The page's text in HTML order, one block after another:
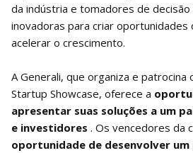
da indústria e tomadores de
inovadoras para criar oportunidades
acelerar o crescimento.
A Generali, que organiza e patrocina
Startup Showcase, oferece a
apresentar suas soluções a um
e investidores . Os vencedores da
oportunidade de desenvolver